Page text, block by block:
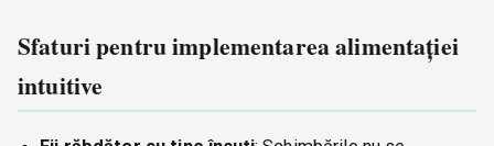
Sfaturi pentru implementarea alimentației
intuitive